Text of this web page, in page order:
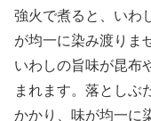
強火で煮ると、いわ
が均一に染み渡りま
いわしの旨味が昆布
まれます。落としぶ
かかり、味が均一に